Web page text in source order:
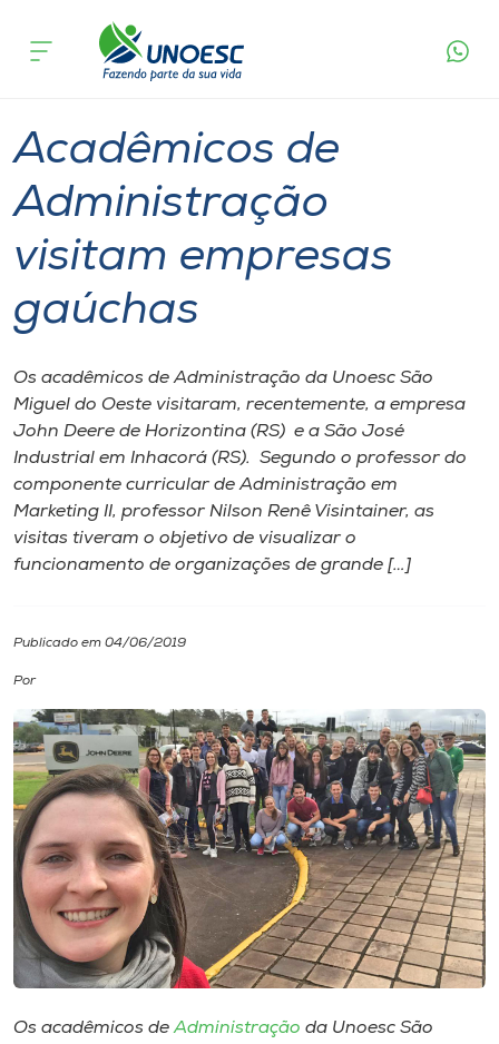
Cursos
Pesquisa
Atendimento ao Estudante
Portal de Ensino
A
Unoesc
Internacionalização
I.nova
Cultura
CPA
Biblioteca
Editora
Rádio
acontece
Acadêmicos de
Administração
visitam empresas
gaúchas
Os acadêmicos de Administração da Unoesc São
Miguel do Oeste visitaram, recentemente, a empresa
John Deere de Horizontina (RS) e a São José
Industrial em Inhacorá (RS). Segundo o professor do
componente curricular de Administração em
Marketing II, professor Nilson Renê Visintainer, as
visitas tiveram o objetivo de visualizar o
funcionamento de organizações de grande […]
Publicado em 04/06/2019
Por
Os acadêmicos deAdministração da Unoesc São